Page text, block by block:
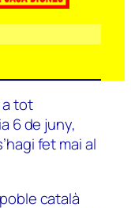
a tot
6 de juny,
fet mai al
català